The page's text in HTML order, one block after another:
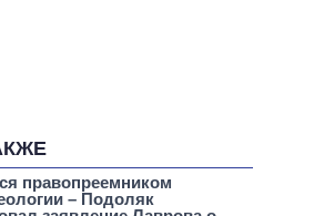
правопреемником
– Подоляк